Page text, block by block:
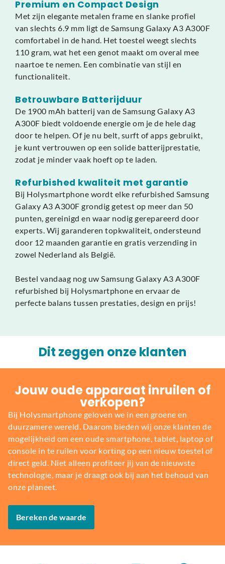
Premium en Compact Design
Met zijn elegante metalen frame en slanke profiel
van slechts 6.9 mm ligt de Samsung Galaxy A3 A300F
comfortabel in de hand. Het toestel weegt slechts
110 gram, wat het een genot maakt om overal mee
naartoe te nemen. Een combinatie van stijl en
functionaliteit.
Betrouwbare Batterijduur
De 1900 mAh batterij van de Samsung Galaxy A3
A300F biedt voldoende energie om je de hele dag
door te helpen. Of je nu belt, surft of apps gebruikt,
je kunt vertrouwen op een solide batterijprestatie,
zodat je minder vaak hoeft op te laden.
Refurbished kwaliteit met garantie
Bij Holysmartphone wordt elke refurbished Samsung
Galaxy A3 A300F grondig getest op meer dan 50
punten, gereinigd en waar nodig gerepareerd door
experts. Wij garanderen topkwaliteit, ondersteund
door 12 maanden garantie en gratis verzending in
zowel Nederland als België.
Bestel vandaag nog uw Samsung Galaxy A3 A300F
refurbished bij Holysmartphone en ervaar de
perfecte balans tussen prestaties, design en prijs!
Dit zeggen onze klanten
Jouw oude apparaat inruilen of
verkopen?
Bij Holysmartphone geloven we in een groene en
duurzamere wereld. Daarom bieden wij onze klanten de
mogelijkheid om een oude smartphone, tablet, laptop of
console in te ruilen voor korting op een nieuw toestel of
direct geld. Niet alleen profiteer jij van de nieuwste
technologie, maar je draagt ook bij aan het behoud van
onze planeet.
Bereken de waarde